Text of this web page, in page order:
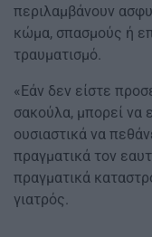
περιλαμβάνουν
κώμα, σπασμούς ή
τραυματισμό.
«Εάν δεν είστε
σακούλα, μπορεί να
ουσιαστικά να
πραγματικά τον
πραγματικά
γιατρός.